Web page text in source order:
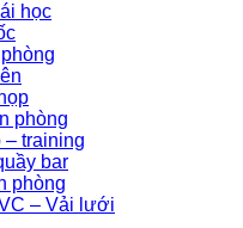
học
phòng
– training
bar
phòng
– Vải lưới